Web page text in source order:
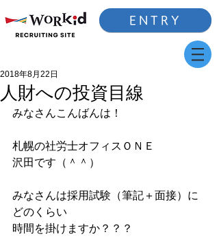
ENTRY
人財への投資目線
2018年8月22日
みなさんこんばんは！
札幌の社労士オフィスＯＮＥ
沢田です（＾＾）
みなさんは採用試験（筆記＋面接）に
どのくらい
時間を掛けますか？？？